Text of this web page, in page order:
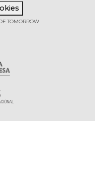
TOMORROW